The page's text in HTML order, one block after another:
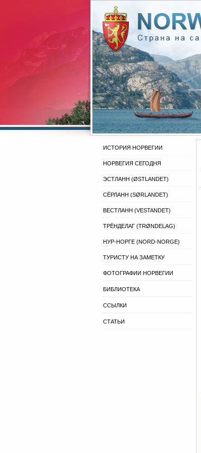
ИСТОРИЯ НОРВЕГИИ
НОРВЕГИЯ СЕГОДНЯ
ЭСТЛАНН (ØSTLANDET)
СЁРЛАНН (SØRLANDET)
ВЕСТЛАНН (VESTANDET)
ТРЁНДЕЛАГ (TRØNDELAG)
НУР-НОРГЕ (NORD-NORGE)
ТУРИСТУ НА ЗАМЕТКУ
ФОТОГРАФИИ НОРВЕГИИ
БИБЛИОТЕКА
ССЫЛКИ
СТАТЬИ